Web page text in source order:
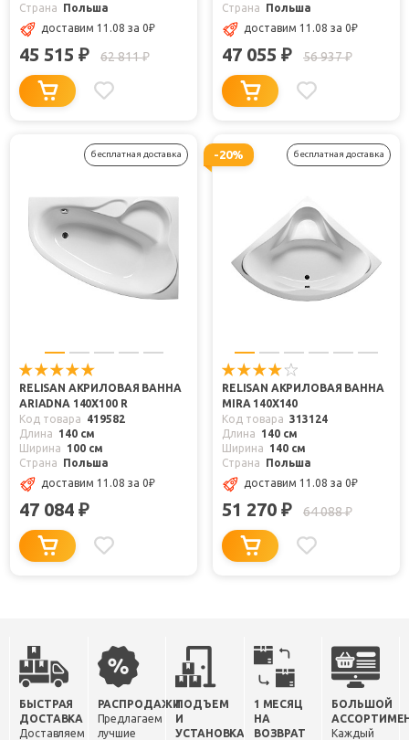
Страна
Польша
доставим 11.08 за 0₽
45 515 ₽ 62 811₽
Страна
Польша
доставим 11.08 за 0₽
47 055 ₽ 56 937₽
бесплатная доставка
RELISAN АКРИЛОВАЯ ВАННА
ARIADNA 140X100 R
Код товара
419582
Длина
140 см
Ширина
100 см
Страна
Польша
доставим 11.08 за 0₽
47 084 ₽
-20% бесплатная доставка
RELISAN АКРИЛОВАЯ ВАННА
MIRA 140X140
Код товара 313124
Длина
140 см
Ширина
140 см
Страна
Польша
доставим 11.08 за 0₽
51 270 ₽ 64 088₽
БЫСТРАЯ
ДОСТАВКА
Доставляем
РАСПРОДАЖИ
Предлагаем
лучшие
ПОДЪЕМ
И
УСТАНОВКА
1 МЕСЯЦ
НА
ВОЗВРАТ
БОЛЬШОЙ
Каждый